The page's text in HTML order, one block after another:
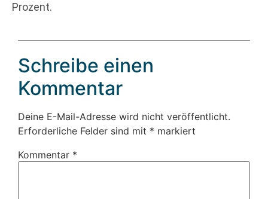
Prozent.
Schreibe einen
Kommentar
Deine E-Mail-Adresse wird nicht veröffentlicht.
Erforderliche Felder sind mit * markiert
Kommentar *